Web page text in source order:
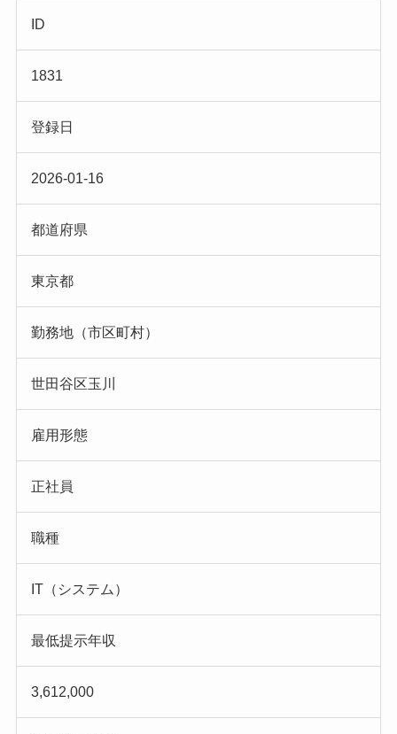
ID
1831
登録日
2026-01-16
都道府県
東京都
勤務地（市区町村）
世田谷区玉川
雇用形態
正社員
職種
IT（システム）
最低提示年収
3,612,000